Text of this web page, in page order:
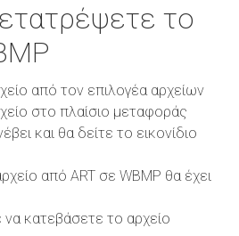
το
από τον επιλογέα αρχείων
στο πλαίσιο μεταφοράς
και θα δείτε το εικονίδιο
από ART σε WBMP θα έχει
κατεβάσετε το αρχείο